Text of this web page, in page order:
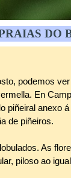
DO
podemos
En
piñeiral anexo á
de piñeiros.
As
piloso ao